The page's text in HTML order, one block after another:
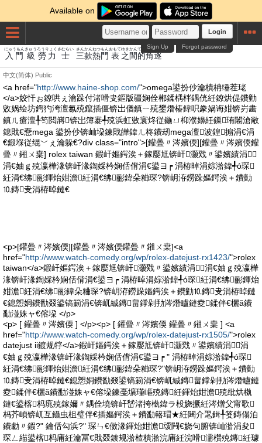
Available on
Login
Forgot password
Sign Up
入門
にゅうもん
級
きゅう
勞力
ろうりょく
士
さむらい
三
さん
款
かん
熱
ねつ
門
もん
表
おもて
之
ゆき
間
かん
的
てき
角
かく
逐
ちく
中文(简体) Public
<a href="http://www.haine-shop.com/">omega鍙扮仯瀹樻柟缍茬珯
</a>姣忓ぉ鐐哄ぇ瀹跺付渚嗗叏鏂版疆娴佺郴鍒楀柈鍝侊紝鐐烘偍鐨勭
敓娲绘坊鍔犳洿澶氱殑鑹插僵锛岀偤鎮ㄧ殑鐢熸椿鍏呮豢娲诲姏锛岃畵
鎮ㄦ瘡澶╀笉閲嶈锛岀簿褰╃殑浜虹敓寰炵従鍦ㄩ枊濮嬶紝鏁珛闂滄敞
鎴戝€憃mega 鍙扮仯锛屾垜鍊戝皣鍏ㄦ柊鐨刼mega澶波鍠搧涓€涓
€鍛堢従绲﹀ぇ瀹躲€?div class="intro">[鑵曡〃涔嬪偄][鑵曡〃涔嬪偄鑵
曡〃鎺ㄨ枽] rolex taiwan 鍜屽嫗鍔涘＋鎵嬮尪锛屽灏戣〃鍙嬪績涓
涓€妯ｇ殑瀛樺湪锛屽湪鍧婇枔娴佸偝涓€鍙ヨ┍ 涓栫晫涓婃湁鍏╃ó琛
紝涓€绋彨鍕炲姏澹紝涓€绋彨鍏朵粬琛?锛岄洊鐒跺嫗鍔涘＋鐨勭
⒑鏄叏涓栫晫鏈€
<p>[鑵曡〃涔嬪偄][鑵曡〃涔嬪偄鑵曡〃鎺ㄨ枽]<a
href="http://www.watch-comedy.org/wp/rolex-datejust-rx1423/">rolex
taiwan</a>鍜屽嫗鍔涘＋鎵嬮尪锛屽灏戣〃鍙嬪績涓涓€妯ｇ殑瀛樺
湪锛屽湪鍧婇枔娴佸偝涓€鍙ヨ┍ 涓栫晫涓婃湁鍏╃ó琛紝涓€绋彨鍕炲
姏澹紝涓€绋彨鍏朵粬琛?锛岄洊鐒跺嫗鍔涘＋鐨勭⒑鏄叏涓栫晫鏈
€鎴愬姛鐨勫叕鍙镐箣涓€锛屼絾鏄畠鐣剁劧涔熸矑鏈夌鍒伴€欐ǎ鐨
勫湴姝ャ€傛垜 </p>
<p> [ 鑵曡〃涔嬪偄 ] </p><p> [ 鑵曡〃涔嬪偄 鑵曡〃鎺ㄨ枽 ] <a
href="http://www.watch-comedy.org/wp/rolex-datejust-rx1505/">rolex
datejust ii鍍规牸</a>鍜屽嫗鍔涘＋鎵嬮尪锛屽灏戣〃鍙嬪績涓涓
€妯ｇ殑瀛樺湪锛屽湪鍧婇枔娴佸偝涓€鍙ヨ┍ " 涓栫晫涓婃湁鍏╃ó琛
紝涓€绋彨鍕炲姏澹紝涓€绋彨鍏朵粬琛?"锛岄洊鐒跺嫗鍔涘＋鐨勭
⒑鏄叏涓栫晫鏈€鎴愬姛鐨勫叕鍙镐箣涓€锛屼絾鏄畠鐣剁劧涔熸矑鏈
夌鍒伴€欐ǎ鐨勫湴姝ャ€傛垜鍊戞壙瑾嶇殑鏄紝鍕炲姏澹殑纰烘槸
鏈€鍙楁杩庣殑鎵嬭〃鍝佺墝锛屽嵆渚挎槸鍏ラ杸娆撅紝涔熷父甯歌
杩芥崸锛屼互鑷虫柤璧伴€插嫗鍔涘＋鐨勫簵瑁★紝閮介毣鍓╀笅鏄傝泊
鐨勮〃鍜?" 鑰佸勾浜?" 琛ㄣ€傚湪鍕炲姏澹叆闁€娆句腑锛屾湁涓夋
琛ㄥ緢鍙楁杩庯紝瀹冨€戝叕鍍规湁楂樻湁浣庯紝浣嗗濡欑殑鏄紝璩